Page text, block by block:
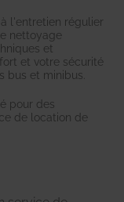
l'entretien régulier
nettoyage
et
et votre sécurité
bus et minibus.
pour des
de location de